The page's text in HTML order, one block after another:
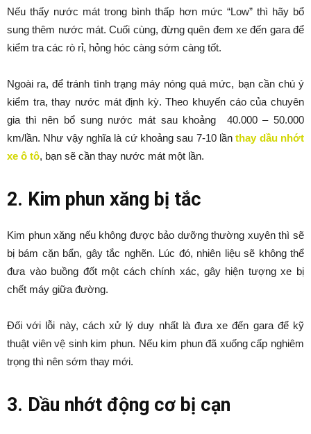
Nếu thấy nước mát trong bình thấp hơn mức “Low” thì hãy bổ
sung thêm nước mát. Cuối cùng, đừng quên đem xe đến gara để
kiểm tra các rò rỉ, hỏng hóc càng sớm càng tốt.
Ngoài ra, để tránh tình trạng máy nóng quá mức, bạn cần chú ý
kiểm tra, thay nước mát định kỳ. Theo khuyến cáo của chuyên
gia thì nên bổ sung nước mát sau khoảng 40.000 – 50.000
km/lần. Như vậy nghĩa là cứ khoảng sau 7-10 lầnthay dầu nhớt
xe ô tô, bạn sẽ cần thay nước mát một lần.
2. Kim phun xăng bị tắc
Kim phun xăng nếu không được bảo dưỡng thường xuyên thì sẽ
bị bám cặn bẩn, gây tắc nghẽn. Lúc đó, nhiên liệu sẽ không thể
đưa vào buồng đốt một cách chính xác, gây hiện tượng xe bị
chết máy giữa đường.
Đối với lỗi này, cách xử lý duy nhất là đưa xe đến gara để kỹ
thuật viên vệ sinh kim phun. Nếu kim phun đã xuống cấp nghiêm
trọng thì nên sớm thay mới.
3. Dầu nhớt động cơ bị cạn